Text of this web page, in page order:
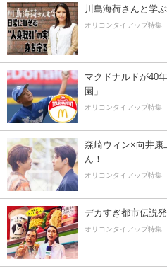
川島海荷さんと学
オリコンタイアップ特集
マクドナルドが40
園」
オリコンタイアップ特集
森崎ウィン×向井康
ん！
オリコンタイアップ特集
デカすぎ都市伝説
オリコンタイアップ特集